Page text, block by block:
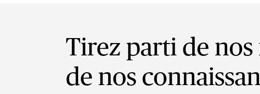
Tirez parti de nos
de nos